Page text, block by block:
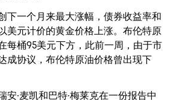
下一个月来最大涨幅，债券收益率和
美元计价的黄金价格上涨。布伦特原
每桶95美元下方，此前一周，由于市
成协议，布伦特原油价格曾出现下
安·麦凯和巴特·梅莱克在一份报告中